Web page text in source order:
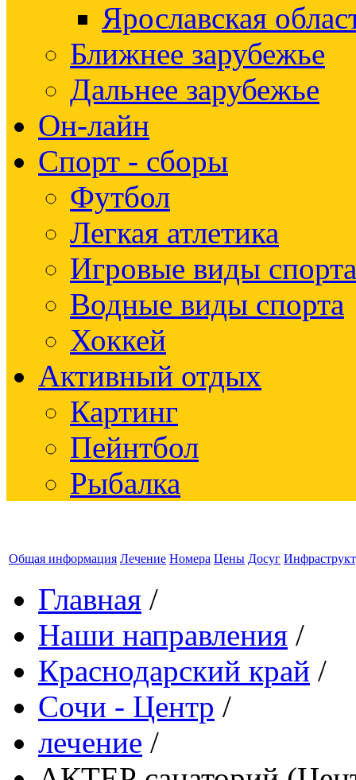
Ярославская
Ближнее зарубежье
Дальнее зарубежье
Он-лайн
Спорт - сборы
Футбол
Легкая атлетика
Игровые виды спорта
Водные виды спорта
Хоккей
Активный отдых
Картинг
Пейнтбол
Рыбалка
Общая информация Лечение Номера Цены Досуг
Главная /
Наши направления /
Краснодарский край /
Сочи - Центр /
лечение /